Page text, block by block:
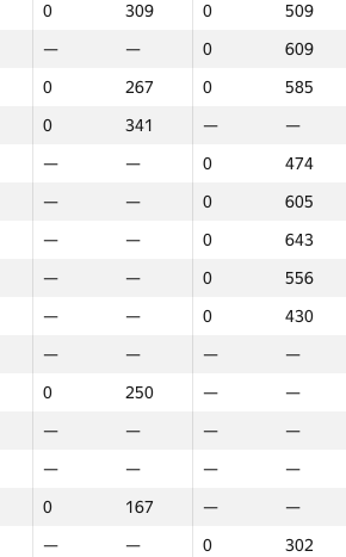
0 309 0 509
— — 0 609
0 267 0 585
0 341 — —
— — 0 474
— — 0 605
— — 0 643
— — 0 556
— — 0 430
— — — —
0 250 — —
— — — —
— — — —
0 167 — —
— — 0 302
Марафон
GP30 O‘rin